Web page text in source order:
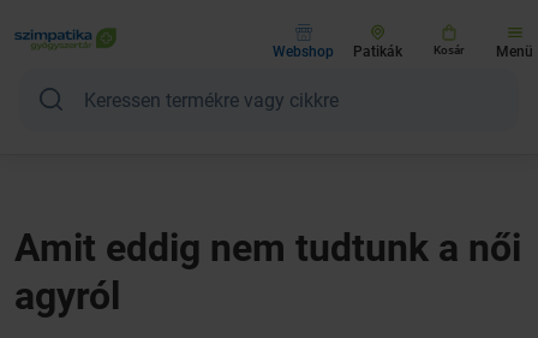
Webshop Patikák Kosár Menü
Amit eddig nem tudtunk a női
agyról